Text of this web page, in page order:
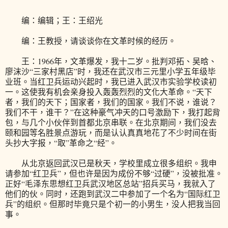
编：编辑；王：王绍光
编：王教授，请谈谈你在文革时候的经历。
王：1966年，文革爆发，我十二岁。批判邓拓、吴晗、
廖沫沙“三家村黑店”时，我还在武汉市三元里小学五年级毕
业班。当红卫兵运动兴起时，我已进入武汉市实验学校读初
一。这使我有机会亲身投入轰轰烈烈的文化大革命。“天下
者，我们的天下；国家者，我们的国家。我们不说，谁说？
我们不干，谁干？”在这种豪气冲天的口号激励下，我打起背
包，与几个小伙伴到首都北京串联。在北京期间，我们没去
颐和园等名胜景点游玩，而是认认真真地花了不少时间在街
头抄大字报，“取”革命之“经”。
从北京返回武汉已是秋天，学校里成立很多组织。我申
请参加“红卫兵”，但也许是因为成份不够“过硬”，没被批准。
正好“毛泽东思想红卫兵武汉地区总站”招兵买马，我就入了
他们的伙。同时，还跑到武汉二中参加了一个名为“国际红卫
兵”的组织。但那时毕竟只是个初一的小男生，没人把我当回
事。